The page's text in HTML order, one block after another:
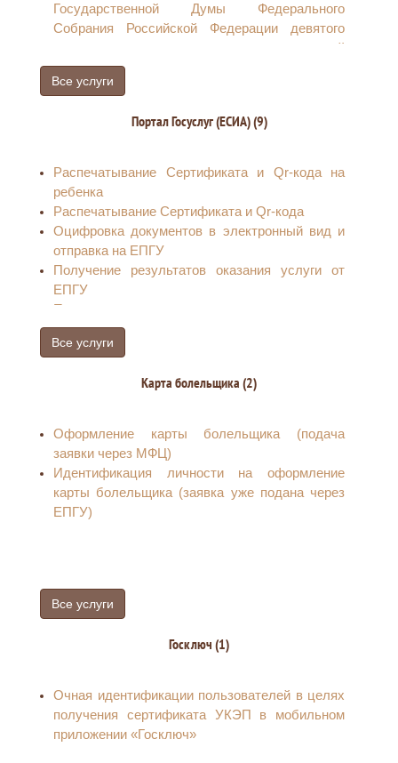
Государственной Думы Федерального
Собрания Российской Федерации девятого
созыва, направлению соответствующей
информации в централизованную базу данных
Государственной автоматизированной
передаче заявлений в ТИК
Все услуги
Портал Госуслуг (ЕСИА) (9)
Распечатывание Сертификата и Qr-кода на
ребенка
Распечатывание Сертификата и Qr-кода
Оцифровка документов в электронный вид и
отправка на ЕПГУ
Получение результатов оказания услуги от
ЕПГУ
Помощь пострадавшим от мошенников и
киберпреступлений
Прием заявлений о внесении в кредитную
на заключение договоров потребительского
Прием заявлений по предоставлению
сведений о запрете (снятии запрета) на
заключение договоров потребительского
займа (кредита).
Прием заявлений на установление запрета на
заключение договоров об оказании услуг
идентификации и аутентификации
Все услуги
Карта болельщика (2)
Оформление карты болельщика (подача
заявки через МФЦ)
Идентификация личности на оформление
карты болельщика (заявка уже подана через
ЕПГУ)
Все услуги
Госключ (1)
Очная идентификации пользователей в целях
получения сертификата УКЭП в мобильном
приложении «Госключ»